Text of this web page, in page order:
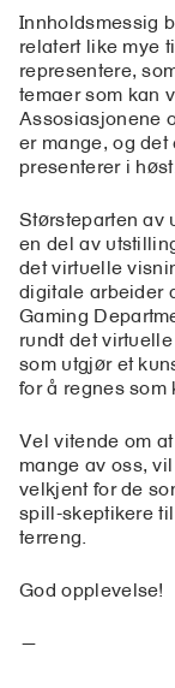
Innholdsmessig
relatert like mye
representere,
temaer som kan
Assosiasjonene
er mange, og
presenterer i høst.
Størsteparten av
en del av
det virtuelle
digitale arbeider
Gaming
rundt det
som utgjør et
for å regnes som
Vel vitende om
mange av oss,
velkjent for de
spill-skeptikere
terreng.
God opplevelse!
—